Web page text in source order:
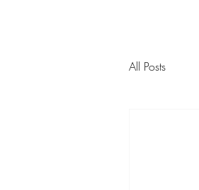
All Posts